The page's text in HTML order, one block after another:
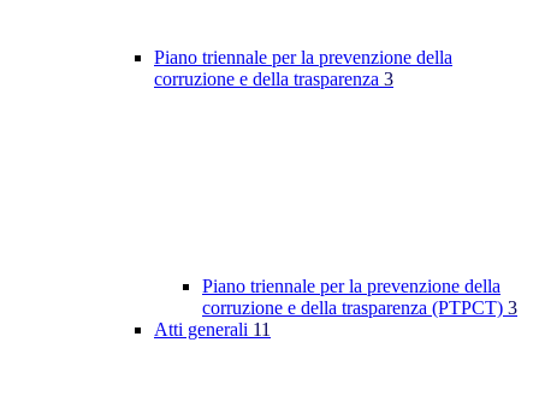
Piano triennale per la prevenzione della
corruzione e della trasparenza 3
Piano triennale per la prevenzione della
corruzione e della trasparenza (PTPCT) 3
Atti generali 11